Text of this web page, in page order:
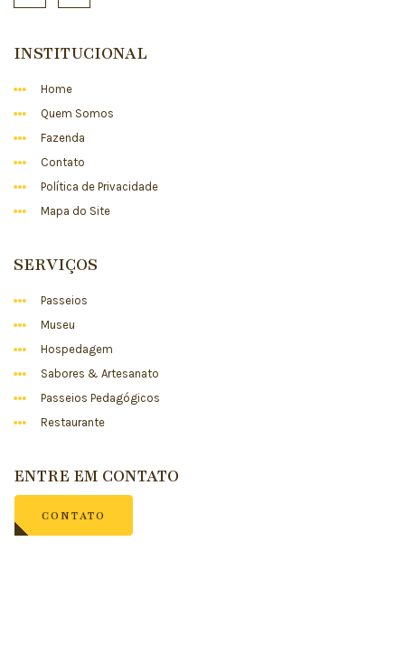
INSTITUCIONAL
Home
Quem Somos
Fazenda
Contato
Política de Privacidade
Mapa do Site
SERVIÇOS
Passeios
Museu
Hospedagem
Sabores & Artesanato
Passeios Pedagógicos
Restaurante
ENTRE EM CONTATO
CONTATO